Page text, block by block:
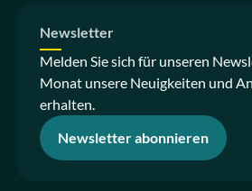
Newsletter
Melden Sie sich für unseren
Monat unsere Neuigkeiten und
erhalten.
Newsletter abonnieren